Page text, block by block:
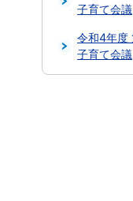
子育て会議
令和4年度
子育て会議